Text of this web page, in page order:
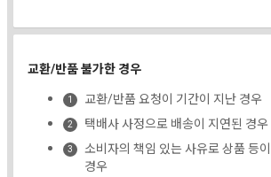
교환/반품 불가한 경우
교환/반품 요청이 기간이 지난 경우
택배사 사정으로 배송이 지연된 경우
소비자의 책임 있는 사유로 상품 등
경우